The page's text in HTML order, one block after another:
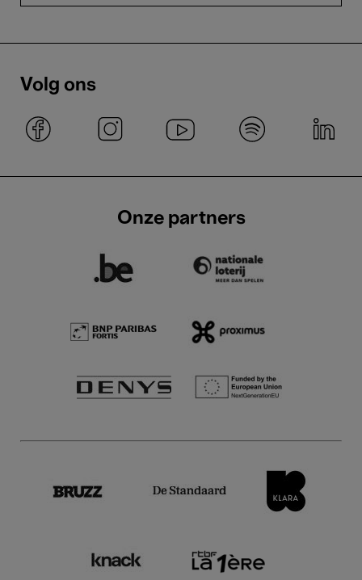
Volg ons
Onze partners